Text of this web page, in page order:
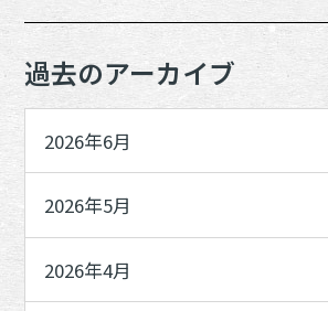
過去のアーカイブ
2026年6月
2026年5月
2026年4月